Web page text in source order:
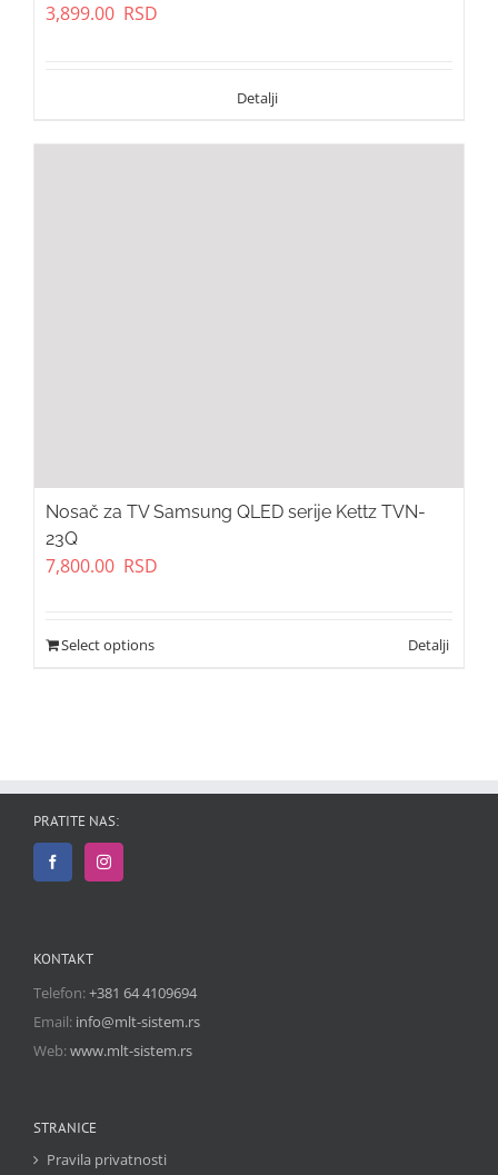
3,899.00 RSD
Nosač za TV Samsung QLED serije Kettz TVN-
23Q
7,800.00 RSD
Select options
PRATITE NAS:
KONTAKT
Telefon:+381 64 4109694
Email: info@mlt-sistem.rs
Web:www.mlt-sistem.rs
STRANICE
Pravila privatnosti